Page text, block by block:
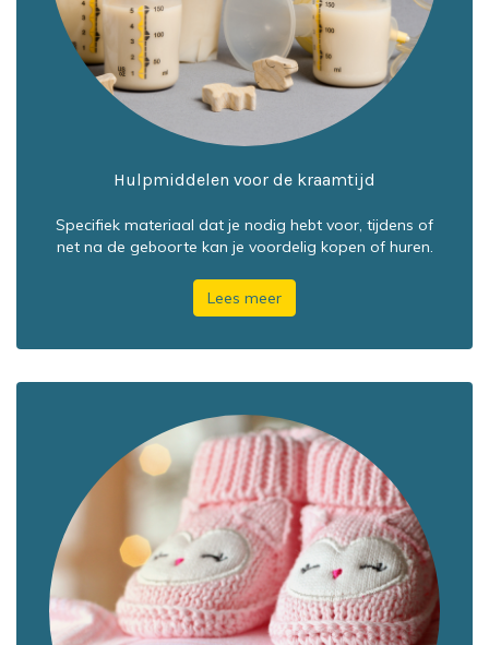
Hulpmiddelen voor de kraamtijd
Specifiek materiaal dat je nodig hebt voor, tijdens of
net na de geboorte kan je voordelig kopen of huren.
Lees meer